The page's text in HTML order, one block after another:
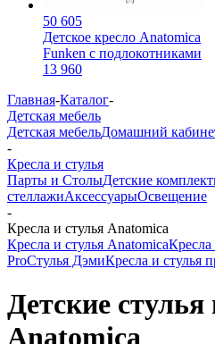
50 605
Детское кресло Anatomica
Funken с подлокотниками
13 960
Главная-Каталог-
Детская мебель
Детская мебельДомашний
-
Кресла и стулья
Парты и СтолыДетские
стеллажиАксессуарыОсвещение
-
Кресла и стулья Anatomica
Кресла и стулья Anatomica
ProСтулья ДэмиКресла и стулья
Детские стулья
Anatomica